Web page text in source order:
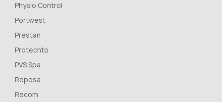
Physio Control
Portwest
Prestan
Protechto
PVS Spa
Reposa
Recom